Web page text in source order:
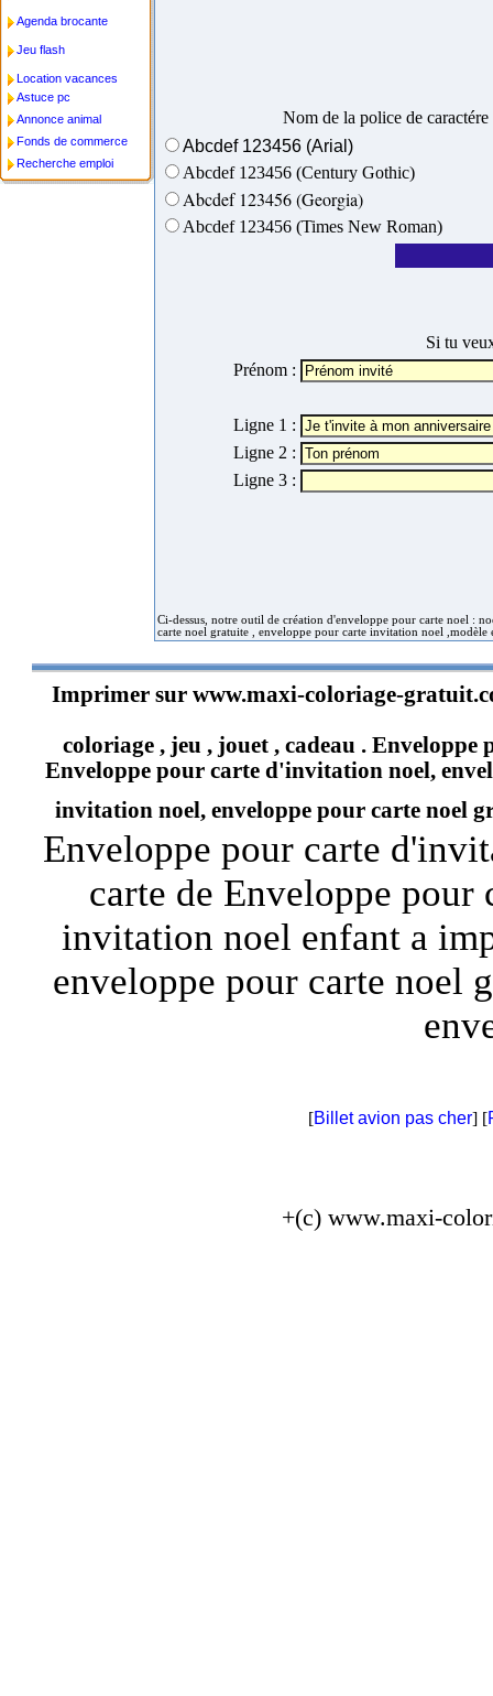
Nom de la police de
Abcdef 123456 (Arial)
Abcdef 123456 (Century Gothic)
Abcdef 123456 (Georgia)
Abcdef 123456 (Times New Roman)
Si tu
Prénom :
Ligne 1 :
Ligne 2 :
Ligne 3 :
Ci-dessus, notre outil de création d'enveloppe pour carte noel :
carte noel gratuite , enveloppe pour carte invitation noel
Agenda brocante
Jeu flash
Location vacances
Astuce pc
Annonce animal
Fonds de commerce
Recherche emploi
Imprimer sur www.maxi-coloriage-
coloriage , jeu , jouet , cadeau .
Enveloppe pour carte d'invitation noel,
invitation noel, enveloppe pour carte noel
Enveloppe pour carte
carte de Enveloppe
invitation noel enfant a
enveloppe pour carte noel
[Billet avion pas cher] [
+(c) www.maxi-